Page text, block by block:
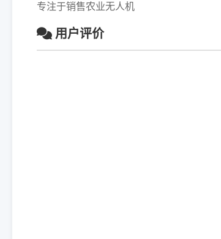
专注于销售农业无人机
用户评价